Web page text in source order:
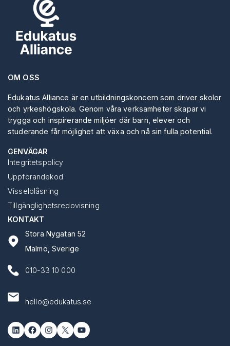
OM OSS
Edukatus Alliance är en utbildningskoncern som driver skolor
och yrkeshögskola. Genom våra verksamheter skapar vi
trygga och inspirerande miljöer där barn, elever och
studerande får möjlighet att växa och nå sin fulla potential.
GENVÄGAR
Integritetspolicy
Uppförandekod
Visselblåsning
Tillgänglighetsredovisning
KONTAKT
Stora Nygatan 52
Malmö, Sverige
010-33 10 000
hello@edukatus.se
LinkedIn Facebook Instagram X YouTube